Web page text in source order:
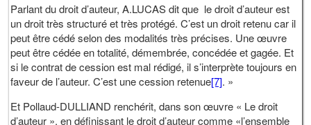
Parlant du droit d’auteur, A.LUCAS dit que le droit d’auteur est
un droit très structuré et très protégé. C’est un droit retenu car il
peut être cédé selon des modalités très précises. Une œuvre
peut être cédée en totalité, démembrée, concédée et gagée. Et
si le contrat de cession est mal rédigé, il s’interprète toujours en
faveur de l’auteur. C’est une cession retenue[7]. »
Et Pollaud-DULLIAND renchérit, dans son œuvre « Le droit
d’auteur », en définissant le droit d’auteur comme «l’ensemble